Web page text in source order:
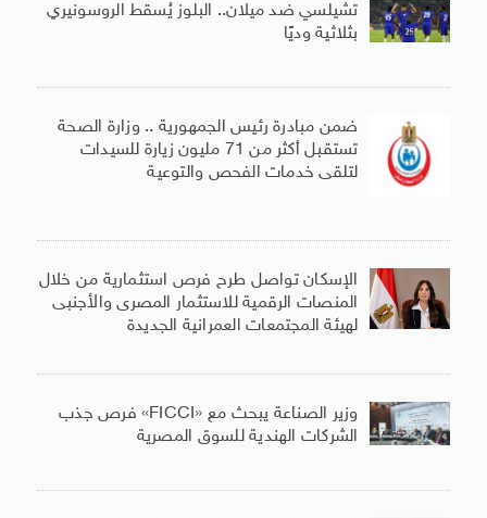
تشيلسي ضد ميلان.. البلوز يُسقط الروسونيري
بثلاثية وديًا
ضمن مبادرة رئيس الجمهورية .. وزارة الصحة
تستقبل أكثر من 71 مليون زيارة للسيدات
لتلقى خدمات الفحص والتوعية
الإسكان تواصل طرح فرص استثمارية من خلال
المنصات الرقمية للاستثمار المصرى والأجنبى
لهيئة المجتمعات العمرانية الجديدة
وزير الصناعة يبحث مع «FICCI» فرص جذب
الشركات الهندية للسوق المصرية